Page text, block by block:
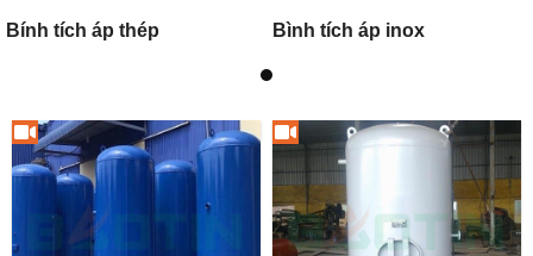
Bính tích áp thép Bình tích áp inox